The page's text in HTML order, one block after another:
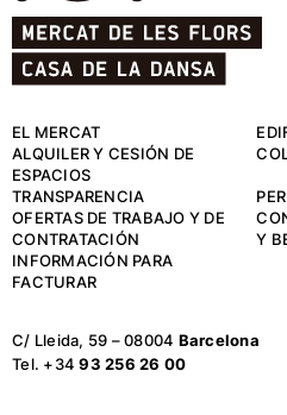
EL MERCAT
ALQUILER Y CESIÓN DE
ESPACIOS
TRANSPARENCIA
OFERTAS DE TRABAJO Y DE
CONTRATACIÓN
Y
INFORMACIÓN PARA
FACTURAR
C/ Lleida, 59 – 08004 Barcelona
Tel. +3493 256 26 00